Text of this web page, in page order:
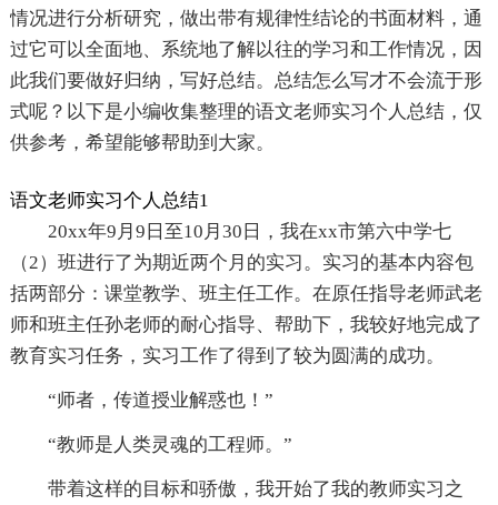
情况进行分析研究，做出带有规律性结论的书面材料，通
过它可以全面地、系统地了解以往的学习和工作情况，因
此我们要做好归纳，写好总结。总结怎么写才不会流于形
式呢？以下是小编收集整理的语文老师实习个人总结，仅
供参考，希望能够帮助到大家。
语文老师实习个人总结1
20xx年9月9日至10月30日，我在xx市第六中学七
（2）班进行了为期近两个月的实习。实习的基本内容包
括两部分：课堂教学、班主任工作。在原任指导老师武老
师和班主任孙老师的耐心指导、帮助下，我较好地完成了
教育实习任务，实习工作了得到了较为圆满的成功。
“师者，传道授业解惑也！”
“教师是人类灵魂的工程师。”
带着这样的目标和骄傲，我开始了我的教师实习之